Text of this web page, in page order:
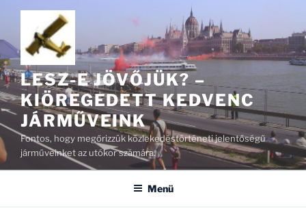
Tartalomhoz
LESZ-E JÖVŐJÜK? –
KIÖREGEDETT KEDVENC
JÁRMŰVEINK
Fontos, hogy megőrizzük közlekedéstörténeti jelentőségű
járműveinket az utókor számára.
Menü